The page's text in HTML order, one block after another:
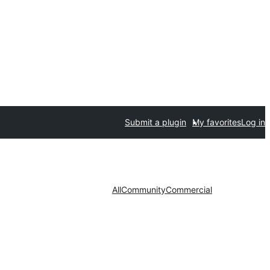
Submit a plugin My favoritesLog in
AllCommunityCommercial